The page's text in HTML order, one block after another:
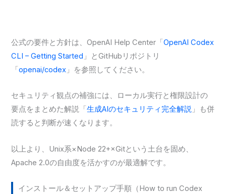
公式の要件と方針は、OpenAI Help Center「OpenAI Codex
CLI – Getting Started 」とGitHubリポジトリ
「openai/codex 」を参照してください。
セキュリティ観点の補強には、ローカル実行と権限設計の
要点をまとめた解説「生成AIのセキュリティ完全解説 」も併
読すると判断が速くなります。
以上より、Unix系×Node 22+×Gitという土台を固め、
Apache 2.0の自由度を活かすのが最適解です。
インストール＆セットアップ手順（How to run Codex